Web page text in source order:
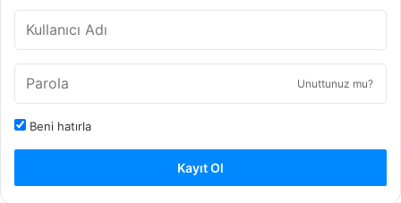
Unuttunuz mu?
Beni hatırla
Kayıt Ol